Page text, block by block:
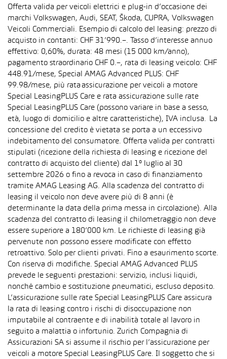
Offerta valida per veicoli elettrici e plug-in d’occasione dei
marchi Volkswagen, Audi, SEAT, Škoda, CUPRA, Volkswagen
Veicoli Commerciali. Esempio di calcolo del leasing: prezzo di
acquisto in contanti: CHF 31’990.–. Tasso d’interesse annuo
effettivo: 0,60%, durata: 48 mesi (15 000 km/anno),
pagamento straordinario CHF 0.–, rata di leasing veicolo: CHF
448.91/mese, Special AMAG Advanced PLUS: CHF
99.98/mese, più rata assicurazione per veicoli a motore
Special LeasingPLUS Care e rata assicurazione sulle rate
Special LeasingPLUS Care (possono variare in base a sesso,
età, luogo di domicilio e altre caratteristiche), IVA inclusa. La
concessione del credito è vietata se porta a un eccessivo
indebitamento del consumatore. Offerta valida per contratti
stipulati (ricezione della richiesta di leasing e ricezione del
contratto di acquisto del cliente) dal 1° luglio al 30
settembre 2026 o fino a revoca in caso di finanziamento
tramite AMAG Leasing AG. Alla scadenza del contratto di
leasing il veicolo non deve avere più di 8 anni (è
determinante la data della prima messa in circolazione). Alla
scadenza del contratto di leasing il chilometraggio non deve
essere superiore a 180’000 km. Le richieste di leasing già
pervenute non possono essere modificate con effetto
retroattivo. Solo per clienti privati. Fino a esaurimento scorte.
Con riserva di modifiche. Special AMAG Advanced PLUS
prevede le seguenti prestazioni: servizio, inclusi liquidi,
nonché cambio e sostituzione pneumatici, escluso deposito.
L’assicurazione sulle rate Special LeasingPLUS Care assicura
la rata di leasing contro i rischi di disoccupazione non
imputabile al contraente e di inabilità totale al lavoro in
seguito a malattia o infortunio. Zurich Compagnia di
Assicurazioni SA si assume il rischio per l’assicurazione per
veicoli a motore Special LeasingPLUS Care. Il soggetto che si